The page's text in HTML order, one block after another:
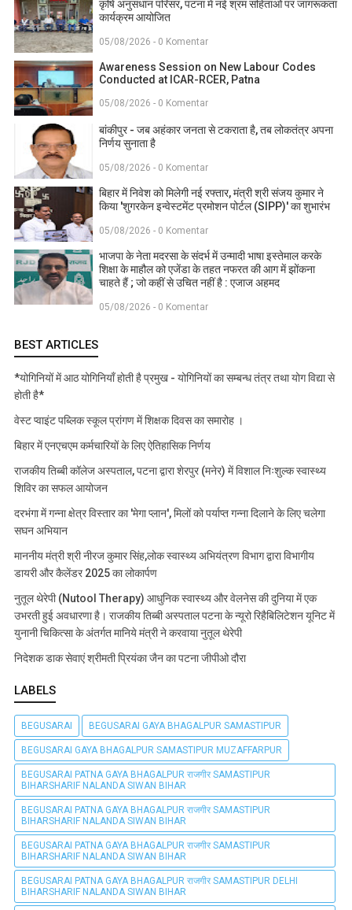
कृषि अनुसंधान परिसर, पटना में नई श्रम संहिताओं पर जागरूकता
कार्यक्रम आयोजित
05/08/2026 - 0 Komentar
Awareness Session on New Labour Codes
Conducted at ICAR-RCER, Patna
05/08/2026 - 0 Komentar
बांकीपुर - जब अहंकार जनता से टकराता है, तब लोकतंत्र अपना
निर्णय सुनाता है
05/08/2026 - 0 Komentar
बिहार में निवेश को मिलेगी नई रफ्तार, मंत्री श्री संजय कुमार ने
किया 'शुगरकेन इन्वेस्टमेंट प्रमोशन पोर्टल (SIPP)' का शुभारंभ
05/08/2026 - 0 Komentar
भाजपा के नेता मदरसा के संदर्भ में उन्मादी भाषा इस्तेमाल करके
शिक्षा के माहौल को एजेंडा के तहत नफरत की आग में झोंकना
चाहते हैं ; जो कहीं से उचित नहीं है : एजाज अहमद
05/08/2026 - 0 Komentar
BEST ARTICLES
*योगिनियों में आठ योगिनियाँ होती है प्रमुख - योगिनियों का सम्बन्ध तंत्र तथा योग विद्या से
होती है*
वेस्ट प्वाइंट पब्लिक स्कूल प्रांगण में शिक्षक दिवस का समारोह ।
बिहार में एनएचएम कर्मचारियों के लिए ऐतिहासिक निर्णय
राजकीय तिब्बी कॉलेज अस्पताल, पटना द्वारा शेरपुर (मनेर) में विशाल निःशुल्क स्वास्थ्य
शिविर का सफल आयोजन
दरभंगा में गन्ना क्षेत्र विस्तार का 'मेगा प्लान', मिलों को पर्याप्त गन्ना दिलाने के लिए चलेगा
सघन अभियान
माननीय मंत्री श्री नीरज कुमार सिंह,लोक स्वास्थ्य अभियंत्रण विभाग द्वारा विभागीय
डायरी और कैलेंडर 2025 का लोकार्पण
नुतूल थेरेपी (Nutool Therapy) आधुनिक स्वास्थ्य और वेलनेस की दुनिया में एक
उभरती हुई अवधारणा है। राजकीय तिब्बी अस्पताल पटना के न्यूरो रिहैबिलिटेशन यूनिट में
युनानी चिकित्सा के अंतर्गत मानिये मंत्री ने करवाया नुतूल थेरेपी
निदेशक डाक सेवाएं श्रीमती प्रियंका जैन का पटना जीपीओ दौरा
LABELS
BEGUSARAI BEGUSARAI GAYA BHAGALPUR SAMASTIPUR
BEGUSARAI GAYA BHAGALPUR SAMASTIPUR MUZAFFARPUR
BEGUSARAI PATNA GAYA BHAGALPUR राजगीर SAMASTIPUR
BIHARSHARIF NALANDA SIWAN BIHAR
BEGUSARAI PATNA GAYA BHAGALPUR राजगीर SAMASTIPUR
BIHARSHARIF NALANDA SIWAN BIHAR
BEGUSARAI PATNA GAYA BHAGALPUR राजगीर SAMASTIPUR
BIHARSHARIF NALANDA SIWAN BIHAR
BEGUSARAI PATNA GAYA BHAGALPUR राजगीर SAMASTIPUR DELHI
BIHARSHARIF NALANDA SIWAN BIHAR